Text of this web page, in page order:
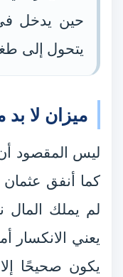
حين يدخل
يتحول إلى
ميزان لا بد
ليس المقصود
كما أنفق
لم يملك المال
يعني الانكسار
يكون صحيحًا